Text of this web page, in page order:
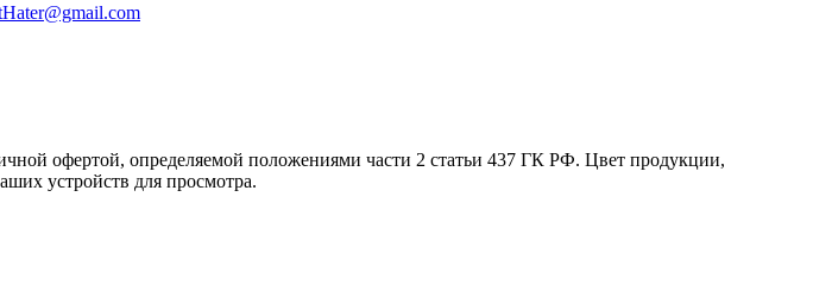
офертой, определяемой положениями части 2 статьи 437 ГК РФ. Цвет продукции,
устройств для просмотра.